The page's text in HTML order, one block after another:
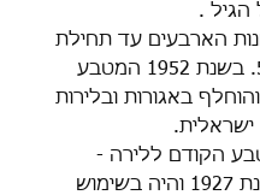
הגיל .
הארבעים עד תחילת
שנות ה 50. בשנת 1952 המטבע
באגורות ובלירות
ישראלית.
הקודם ללירה -
הונפק בשנת 1927 והיה בשימוש